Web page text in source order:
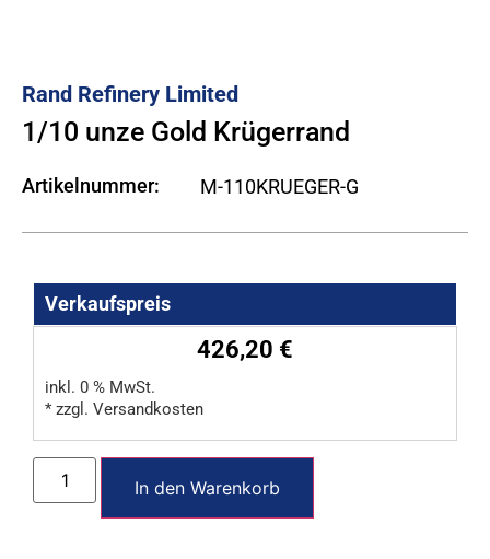
Rand Refinery Limited
1/10 unze Gold Krügerrand
Artikelnummer: M-110KRUEGER-G
Verkaufspreis
426,20 €
inkl. 0 % MwSt.
* zzgl. Versandkosten
In den Warenkorb